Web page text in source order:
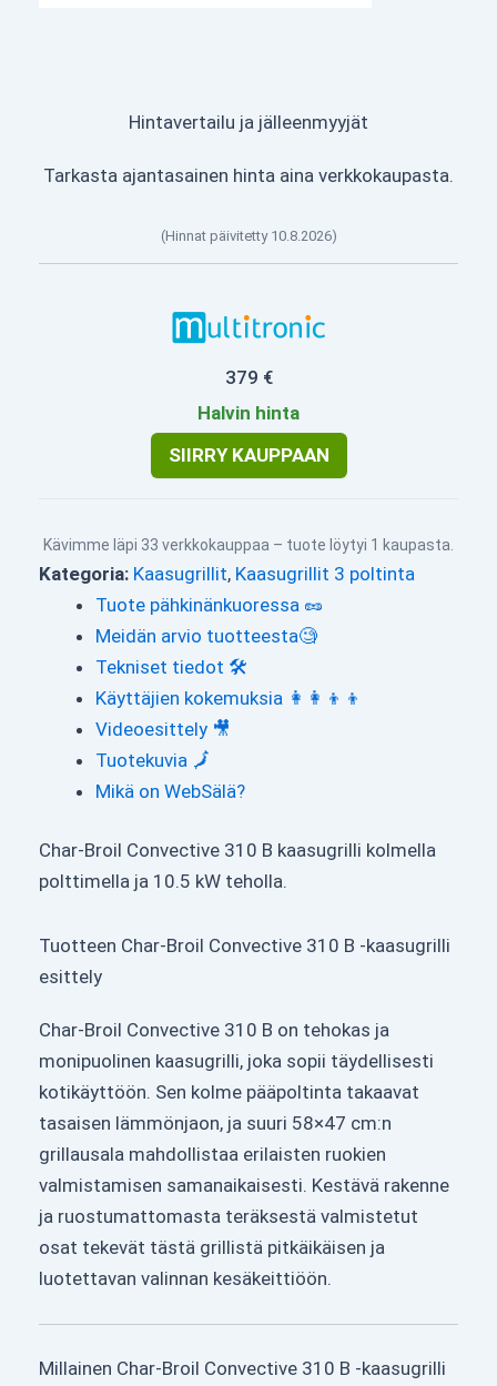
Hintavertailu ja jälleenmyyjät
Tarkasta ajantasainen hinta aina verkkokaupasta.
(Hinnat päivitetty 10.8.2026)
379 €
Halvin hinta
SIIRRY KAUPPAAN
Kävimme läpi 33 verkkokauppaa – tuote löytyi 1 kaupasta.
Kategoria: Kaasugrillit, Kaasugrillit 3 poltinta
Tuote pähkinänkuoressa 🥜
Meidän arvio tuotteesta🧐
Tekniset tiedot 🛠
Käyttäjien kokemuksia 👩‍👩‍👦‍👦
Videoesittely 🎥
Tuotekuvia 🗾
Mikä on WebSälä?
Char-Broil Convective 310 B kaasugrilli kolmella
polttimella ja 10.5 kW teholla.
Tuotteen Char-Broil Convective 310 B -kaasugrilli
esittely
Char-Broil Convective 310 B on tehokas ja
monipuolinen kaasugrilli, joka sopii täydellisesti
kotikäyttöön. Sen kolme pääpoltinta takaavat
tasaisen lämmönjaon, ja suuri 58×47 cm:n
grillausala mahdollistaa erilaisten ruokien
valmistamisen samanaikaisesti. Kestävä rakenne
ja ruostumattomasta teräksestä valmistetut
osat tekevät tästä grillistä pitkäikäisen ja
luotettavan valinnan kesäkeittiöön.
Millainen Char-Broil Convective 310 B -kaasugrilli